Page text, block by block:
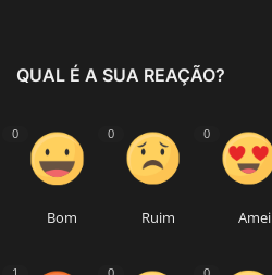
QUAL É A SUA REAÇÃO?
0
Bom
0
Ruim
0
Amei